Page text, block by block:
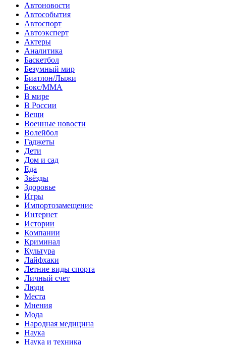
Автоновости
Автособытия
Автоспорт
Автоэксперт
Актеры
Аналитика
Баскетбол
Безумный мир
Биатлон/Лыжи
Бокс/MMA
В мире
В России
Вещи
Военные новости
Волейбол
Гаджеты
Дети
Дом и сад
Еда
Звёзды
Здоровье
Игры
Импортозамещение
Интернет
Истории
Компании
Криминал
Культура
Лайфхаки
Летние виды спорта
Личный счет
Люди
Места
Мнения
Мода
Народная медицина
Наука
Наука и техника